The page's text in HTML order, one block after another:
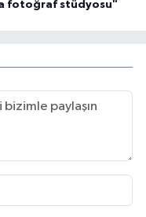
fotoğraf stüdyosu"